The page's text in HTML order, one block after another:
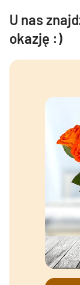
U nas
okazję :)